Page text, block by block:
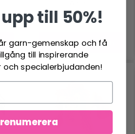
Lägg till varukorgen
till 50%!
garn-gemenskap och få
till inspirerande
specialerbjudanden!